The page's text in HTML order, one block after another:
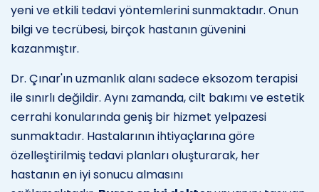
yeni ve etkili tedavi yöntemlerini sunmaktadır. Onun
bilgi ve tecrübesi, birçok hastanın güvenini
kazanmıştır.
Dr. Çınar'ın uzmanlık alanı sadece eksozom terapisi
ile sınırlı değildir. Aynı zamanda, cilt bakımı ve estetik
cerrahi konularında geniş bir hizmet yelpazesi
sunmaktadır. Hastalarının ihtiyaçlarına göre
özelleştirilmiş tedavi planları oluşturarak, her
hastanın en iyi sonucu almasını